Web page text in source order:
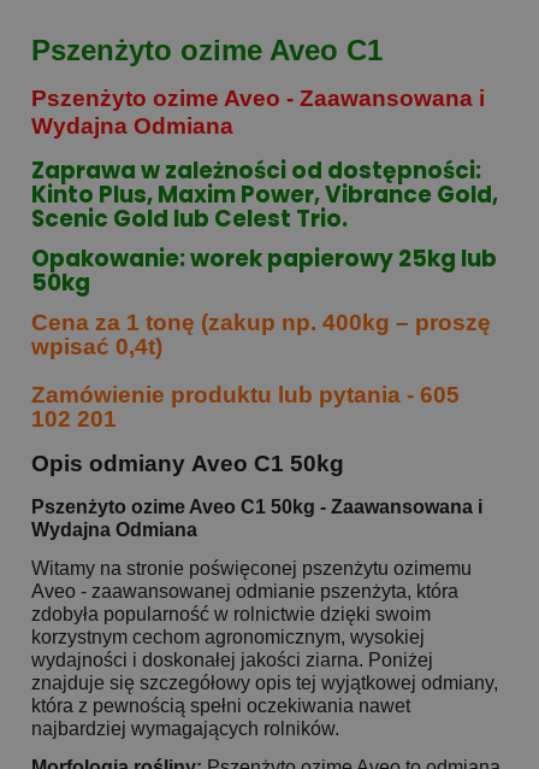
Pszenżyto ozime Aveo C1
Pszenżyto ozime Aveo - Zaawansowana i
Wydajna Odmiana
Zaprawa w zależności od dostępności:
Kinto Plus, Maxim Power, Vibrance Gold,
Scenic Gold lub Celest Trio.
Opakowanie: worek papierowy 25kg lub
50kg
Cena za 1 tonę (zakup np. 400kg – proszę
wpisać 0,4t)
Zamówienie produktu lub pytania - 605
102 201
Opis odmiany Aveo C1 50kg
Pszenżyto ozime Aveo C1 50kg - Zaawansowana i
Wydajna Odmiana
Witamy na stronie poświęconej pszenżytu ozimemu
Aveo - zaawansowanej odmianie pszenżyta, która
zdobyła popularność w rolnictwie dzięki swoim
korzystnym cechom agronomicznym, wysokiej
wydajności i doskonałej jakości ziarna. Poniżej
znajduje się szczegółowy opis tej wyjątkowej odmiany,
która z pewnością spełni oczekiwania nawet
najbardziej wymagających rolników.